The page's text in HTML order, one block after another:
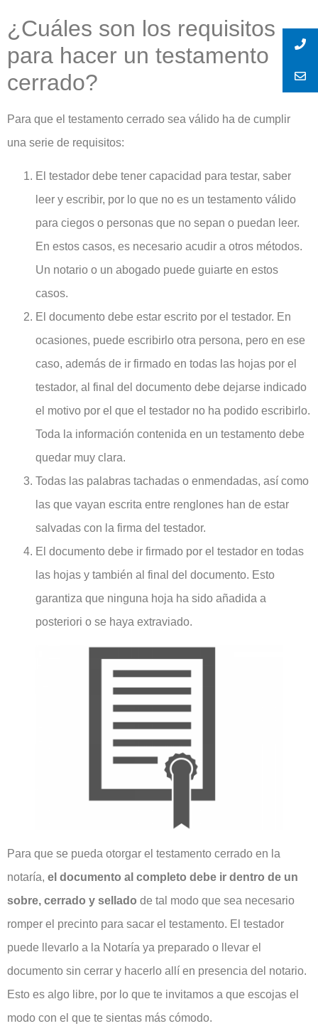
¿Cuáles son los requisitos
para hacer un testamento
cerrado?
Para que el testamento cerrado sea válido ha de cumplir
una serie de requisitos:
El testador debe tener capacidad para testar, saber
leer y escribir, por lo que no es un testamento válido
para ciegos o personas que no sepan o puedan leer.
En estos casos, es necesario acudir a otros métodos.
Un notario o un abogado puede guiarte en estos
casos.
El documento debe estar escrito por el testador. En
ocasiones, puede escribirlo otra persona, pero en ese
caso, además de ir firmado en todas las hojas por el
testador, al final del documento debe dejarse indicado
el motivo por el que el testador no ha podido escribirlo.
Toda la información contenida en un testamento debe
quedar muy clara.
Todas las palabras tachadas o enmendadas, así como
las que vayan escrita entre renglones han de estar
salvadas con la firma del testador.
El documento debe ir firmado por el testador en todas
las hojas y también al final del documento. Esto
garantiza que ninguna hoja ha sido añadida a
posteriori o se haya extraviado.
Para que se pueda otorgar el testamento cerrado en la
notaría, el documento al completo debe ir dentro de un
sobre, cerrado y sellado de tal modo que sea necesario
romper el precinto para sacar el testamento. El testador
puede llevarlo a la Notaría ya preparado o llevar el
documento sin cerrar y hacerlo allí en presencia del notario.
Esto es algo libre, por lo que te invitamos a que escojas el
modo con el que te sientas más cómodo.